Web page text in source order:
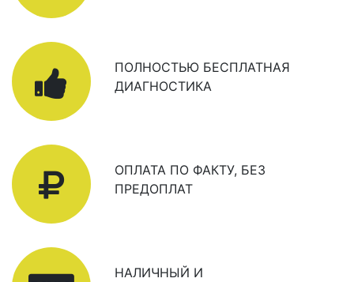
ПОЛНОСТЬЮ БЕСПЛАТНАЯ
ДИАГНОСТИКА
ОПЛАТА ПО ФАКТУ, БЕЗ
ПРЕДОПЛАТ
НАЛИЧНЫЙ И